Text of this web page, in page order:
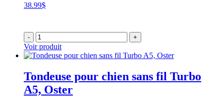
38.99$
- +
Voir produit
Tondeuse pour chien sans fil Turbo
A5, Oster